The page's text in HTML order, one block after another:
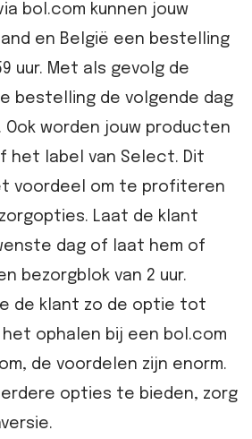
bol.com kunnen jouw
en België een bestelling
uur. Met als gevolg de
bestelling de volgende dag
Ook worden jouw producten
het label van Select. Dit
voordeel om te profiteren
Laat de klant
dag of laat hem of
bezorgblok van 2 uur.
de klant zo de optie tot
ophalen bij een bol.com
de voordelen zijn enorm.
opties te bieden, zorg